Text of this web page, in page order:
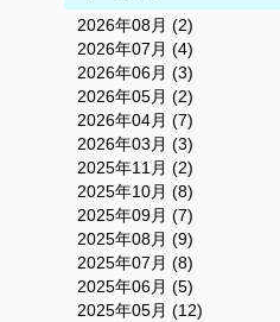
2026年08月 (2)
2026年07月 (4)
2026年06月 (3)
2026年05月 (2)
2026年04月 (7)
2026年03月 (3)
2025年11月 (2)
2025年10月 (8)
2025年09月 (7)
2025年08月 (9)
2025年07月 (8)
2025年06月 (5)
2025年05月 (12)